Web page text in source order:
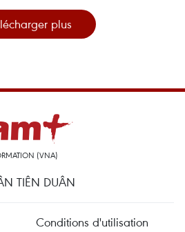
plus
(VNA)
TIÊN DUÂN
Conditions d'utilisation